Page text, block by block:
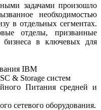
задачами произошло
необходимостью
в отдельных сегментах.
отделы, призванные
бизнеса в ключевых для
IBM
& Storage систем
Питания средней и
сетевого оборудования.